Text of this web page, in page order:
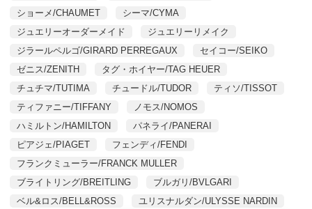
ショーメ/CHAUMET
シーマ/CYMA
ジュエリーオーダーメイド
ジュエリーリメイク
ジラールペルゴ/GIRARD PERREGAUX
セイコー/SEIKO
ゼニス/ZENITH
タグ・ホイヤー/TAG HEUER
チュチマ/TUTIMA
チュードル/TUDOR
ティソ/TISSOT
ティファニー/TIFFANY
ノモス/NOMOS
ハミルトン/HAMILTON
パネライ/PANERAI
ピアジェ/PIAGET
フェンディ/FENDI
フランクミューラー/FRANCK MULLER
ブライトリング/BREITLING
ブルガリ/BVLGARI
ベル&ロス/BELL&ROSS
ユリスナルダン/ULYSSE NARDIN